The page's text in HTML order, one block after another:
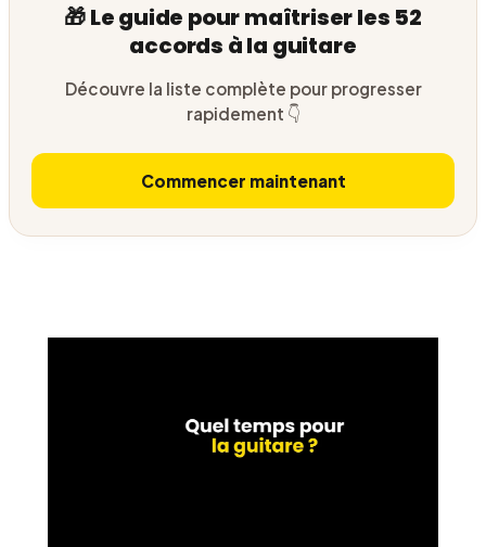
🎁 Le guide pour maîtriser les 52
accords à la guitare
Découvre la liste complète pour progresser
rapidement 👇
Commencer maintenant